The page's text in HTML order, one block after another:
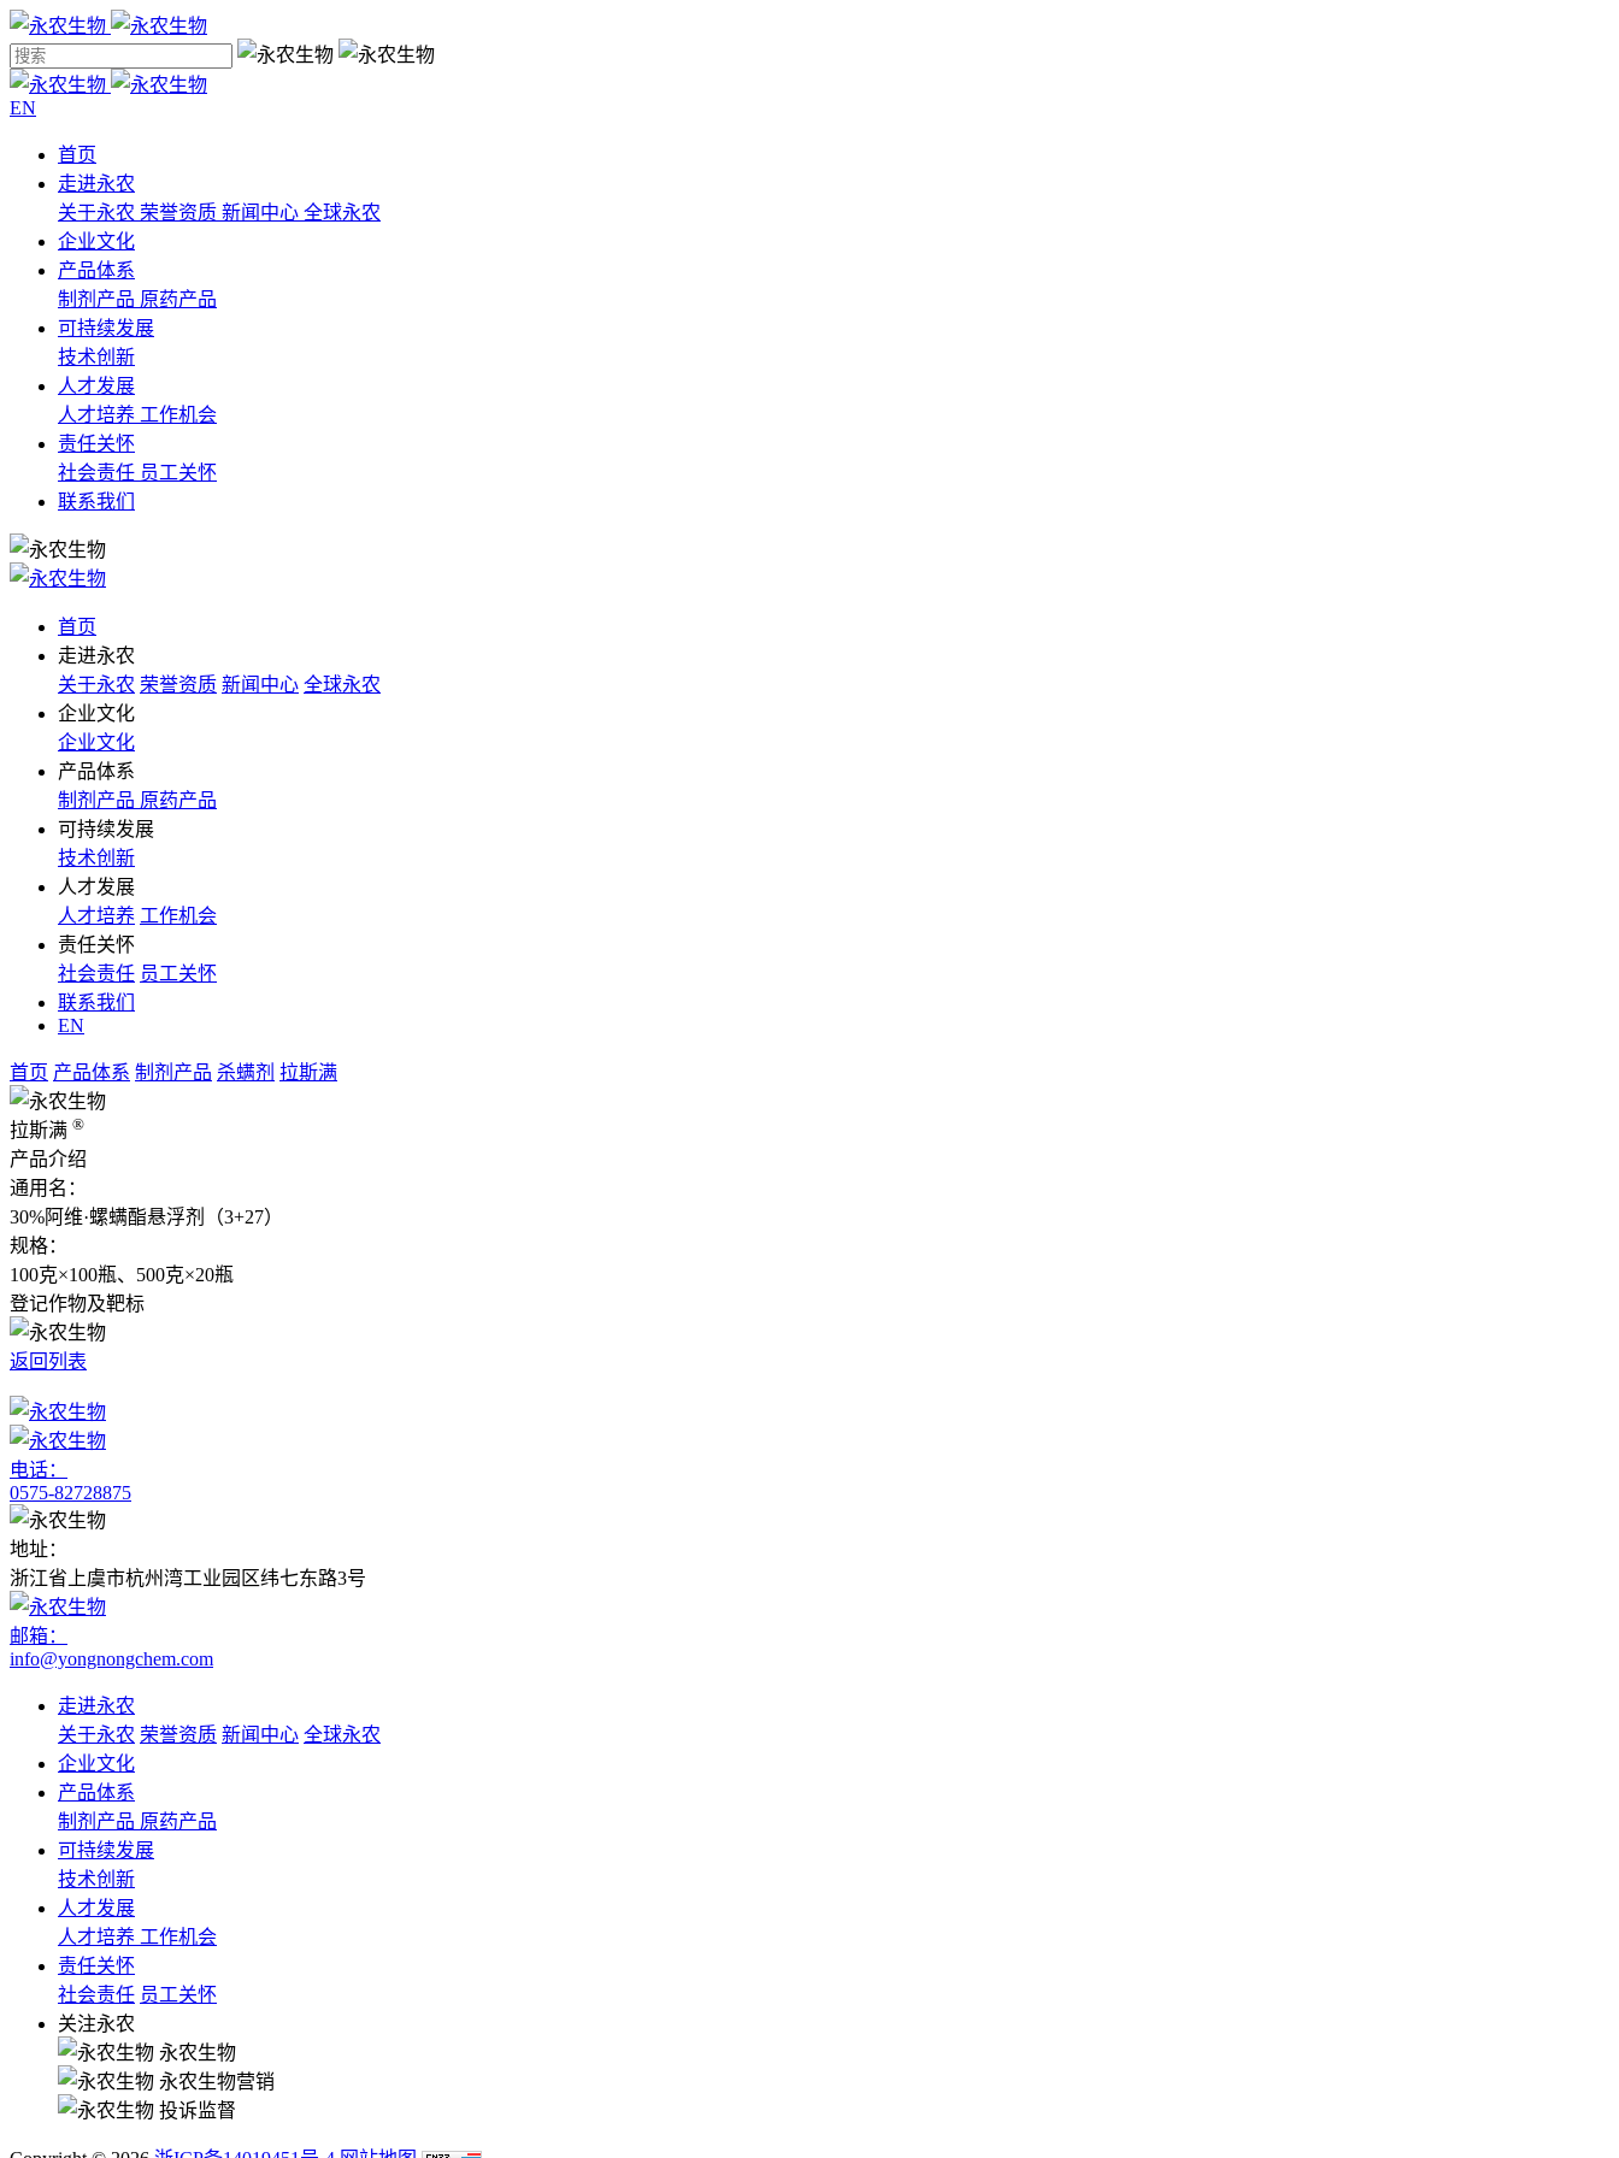
EN
首页
走进永农
关于永农 荣誉资质 新闻中心 全球永农
企业文化
产品体系
制剂产品 原药产品
可持续发展
技术创新
人才发展
人才培养 工作机会
责任关怀
社会责任 员工关怀
联系我们
首页
走进永农
关于永农 荣誉资质 新闻中心 全球永农
企业文化
企业文化
产品体系
制剂产品 原药产品
可持续发展
技术创新
人才发展
人才培养 工作机会
责任关怀
社会责任 员工关怀
联系我们
EN
首页 产品体系 制剂产品 杀螨剂 拉斯满
拉斯满 ®
产品介绍
通用名：
30%阿维·螺螨酯悬浮剂（3+27）
规格：
100克×100瓶、500克×20瓶
登记作物及靶标
返回列表
电话：
0575-82728875
地址：
浙江省上虞市杭州湾工业园区纬七东路3号
邮箱：
info@yongnongchem.com
走进永农
关于永农 荣誉资质 新闻中心 全球永农
企业文化
产品体系
制剂产品 原药产品
可持续发展
技术创新
人才发展
人才培养 工作机会
责任关怀
社会责任 员工关怀
关注永农
永农生物
永农生物营销
投诉监督